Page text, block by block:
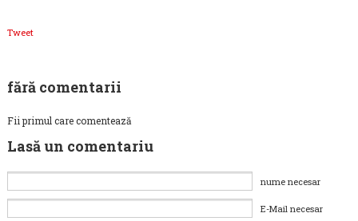
Tweet
fără comentarii
Fii primul care comentează
Lasă un comentariu
nume necesar
E-Mail necesar